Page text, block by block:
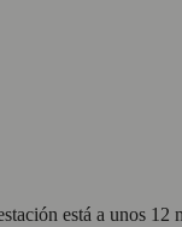
está a unos 12